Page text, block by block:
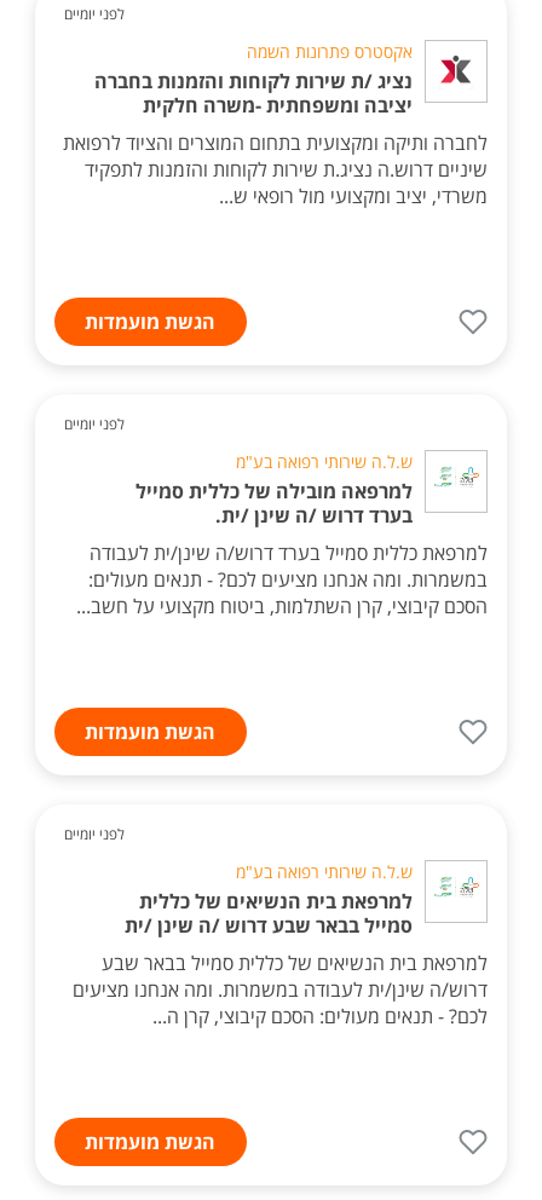
לפני יומיים
אקסטרס פתרונות השמה
נציג /ת שירות לקוחות והזמנות בחברה
יציבה ומשפחתית -משרה חלקית
לחברה ותיקה ומקצועית בתחום המוצרים והציוד לרפואת
שיניים דרוש.ה נציג.ת שירות לקוחות והזמנות לתפקיד
משרדי, יציב ומקצועי מול רופאי ש...
הגשת מועמדות
לפני יומיים
ש.ל.ה שירותי רפואה בע"מ
למרפאה מובילה של כללית סמייל
בערד דרוש /ה שינן /ית.
למרפאת כללית סמייל בערד דרוש/ה שינן/ית לעבודה
במשמרות. ומה אנחנו מציעים לכם? - תנאים מעולים:
הסכם קיבוצי, קרן השתלמות, ביטוח מקצועי על חשב...
הגשת מועמדות
לפני יומיים
ש.ל.ה שירותי רפואה בע"מ
למרפאת בית הנשיאים של כללית
סמייל בבאר שבע דרוש /ה שינן /ית
למרפאת בית הנשיאים של כללית סמייל בבאר שבע
דרוש/ה שינן/ית לעבודה במשמרות. ומה אנחנו מציעים
לכם? - תנאים מעולים: הסכם קיבוצי, קרן ה...
הגשת מועמדות